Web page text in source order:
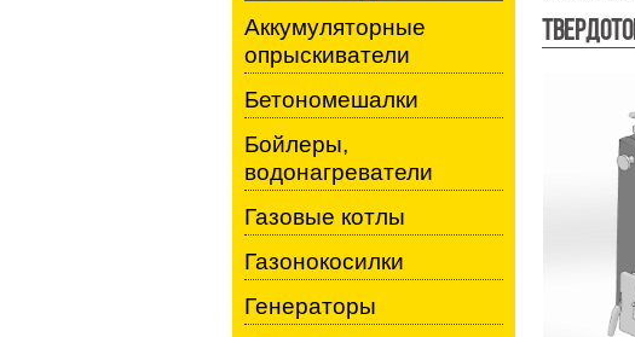
Аккумуляторные
опрыскиватели
Бетономешалки
Бойлеры,
водонагреватели
Газовые котлы
Газонокосилки
Генераторы